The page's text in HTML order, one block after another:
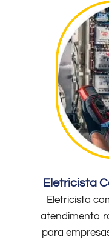
Eletricista
Eletricista
atendimento
para